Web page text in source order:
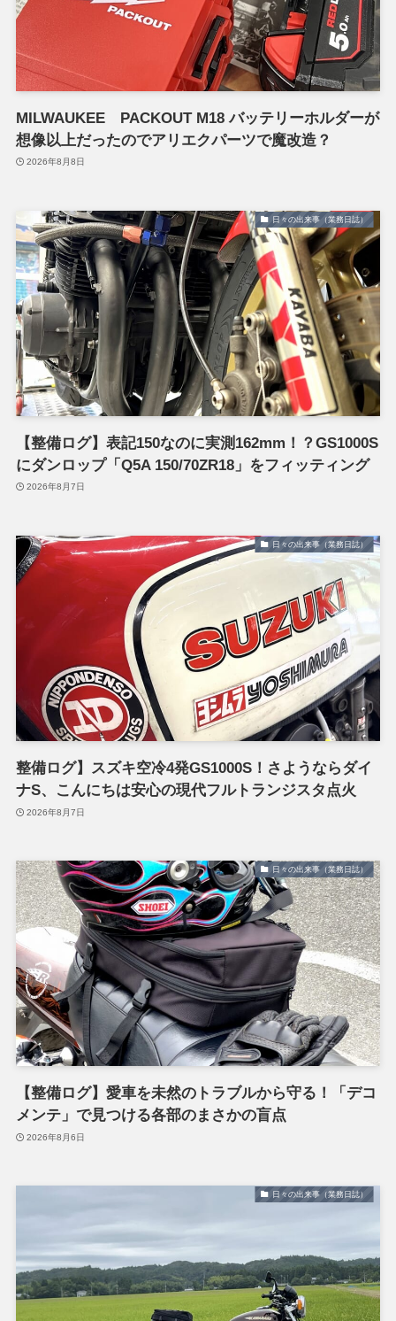
MILWAUKEE PACKOUT M18 バッテリーホルダーが
想像以上だったのでアリエクパーツで魔改造？
2026年8月8日
日々の出来事（業務日誌）
【整備ログ】表記150なのに実測162mm！？GS1000S
にダンロップ「Q5A 150/70ZR18」をフィッティング
2026年8月7日
日々の出来事（業務日誌）
整備ログ】スズキ空冷4発GS1000S！さようならダイ
ナS、こんにちは安心の現代フルトランジスタ点火
2026年8月7日
日々の出来事（業務日誌）
【整備ログ】愛車を未然のトラブルから守る！「デコ
メンテ」で見つける各部のまさかの盲点
2026年8月6日
日々の出来事（業務日誌）